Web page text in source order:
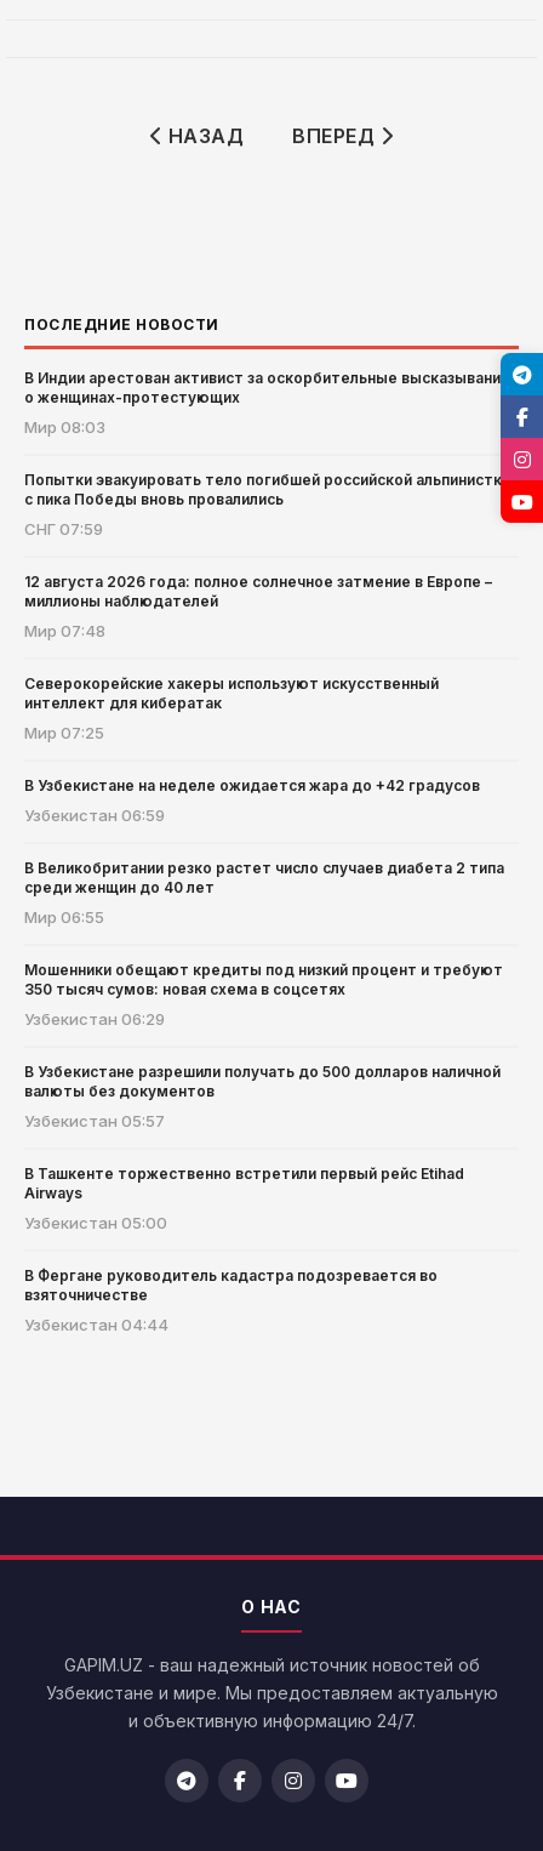
ПРЕДЫДУЩИЙ: ДЕФИЦИТ
НАЗАД СЛЕДУЮЩИЙ:
ВПЕРЕД
ПОСЛЕДНИЕ НОВОСТИ
В Индии арестован активист за оскорбительные высказывания
о женщинах-протестующих
Мир 08:03
Попытки эвакуировать тело погибшей российской альпинистки
с пика Победы вновь провалились
СНГ07:59
12 августа 2026 года: полное солнечное затмение в Европе –
миллионы наблюдателей
Мир 07:48
Северокорейские хакеры используют искусственный
интеллект для кибератак
Мир 07:25
В Узбекистане на неделе ожидается жара до +42 градусов
Узбекистан 06:59
В Великобритании резко растет число случаев диабета 2 типа
среди женщин до 40 лет
Мир 06:55
Мошенники обещают кредиты под низкий процент и требуют
350 тысяч сумов: новая схема в соцсетях
Узбекистан 06:29
В Узбекистане разрешили получать до 500 долларов наличной
валюты без документов
Узбекистан 05:57
В Ташкенте торжественно встретили первый рейс Etihad
Airways
Узбекистан 05:00
В Фергане руководитель кадастра подозревается во
взяточничестве
Узбекистан 04:44
О НАС
GAPIM.UZ - ваш надежный источник новостей об
Узбекистане и мире. Мы предоставляем актуальную
и объективную информацию 24/7.